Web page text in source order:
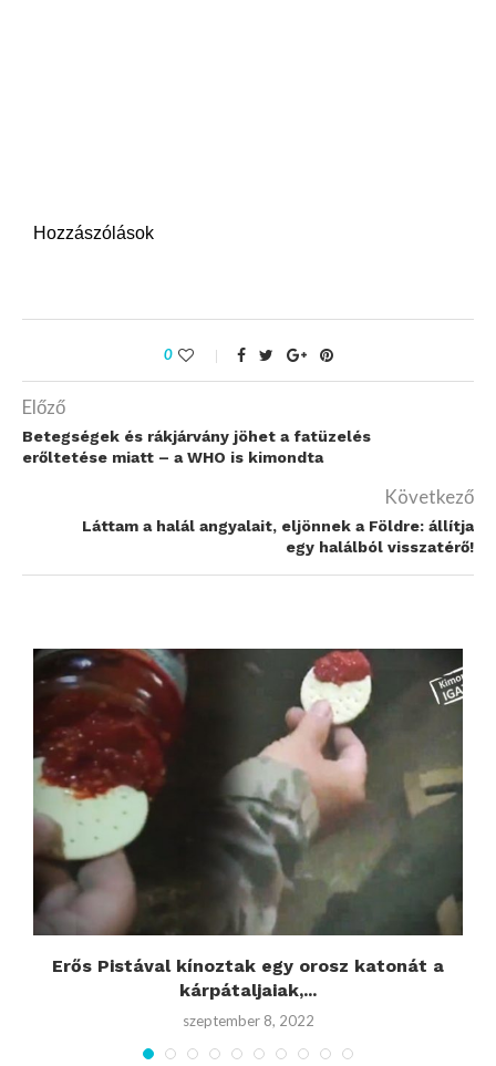
Hozzászólások
0
Előző
Betegségek és rákjárvány jöhet a fatüzelés
erőltetése miatt – a WHO is kimondta
Következő
Láttam a halál angyalait, eljönnek a Földre: állítja
egy halálból visszatérő!
Erős Pistával kínoztak egy orosz katonát a
kárpátaljaiak,...
szeptember 8, 2022